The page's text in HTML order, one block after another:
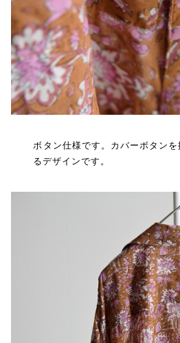
ボタン仕様です。カバーボタン
るデザインです。